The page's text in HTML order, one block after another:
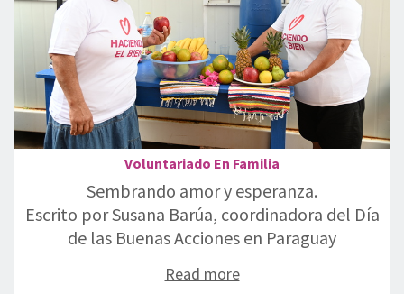
Voluntariado En Familia
Sembrando amor y esperanza.
Escrito por Susana Barúa, coordinadora del Día
de las Buenas Acciones en Paraguay
Read more